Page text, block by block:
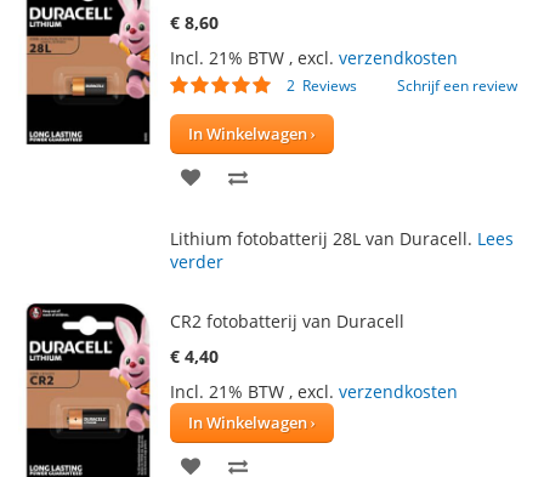
€ 8,60
Incl. 21% BTW , excl. verzendkosten
Waardering:
2 Reviews Schrijf een review
In Winkelwagen
VOEG
AAN
Lithium fotobatterij 28L van Duracell. Lees
verder
CR2 fotobatterij van Duracell
€ 4,40
Incl. 21% BTW , excl. verzendkosten
In Winkelwagen
VOEG